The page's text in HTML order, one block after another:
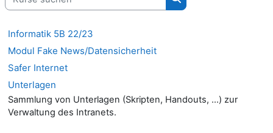
Kurse suchen
Informatik 5B 22/23
Modul Fake News/Datensicherheit
Safer Internet
Unterlagen
Sammlung von Unterlagen (Skripten, Handouts, ...) zur
Verwaltung des Intranets.